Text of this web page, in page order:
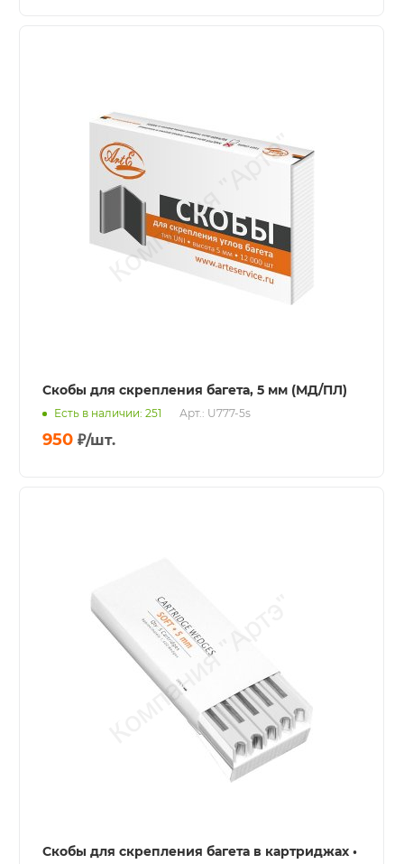
Скобы для скрепления багета, 5 мм (МД/ПЛ)
Есть в наличии: 251 Арт.: U777-5s
950 ₽/шт.
Скобы для скрепления багета в картриджах •